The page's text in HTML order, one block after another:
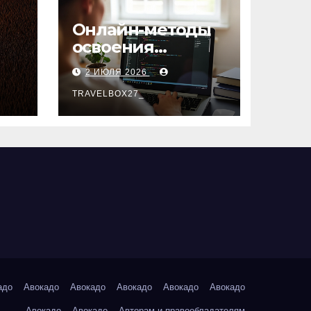
Онлайн-методы
освоения
актуальных
профессий
2 ИЮЛЯ 2026
TRAVELBOX27_
Авокадо Авокадо Авокадо Авокадо Авокадо